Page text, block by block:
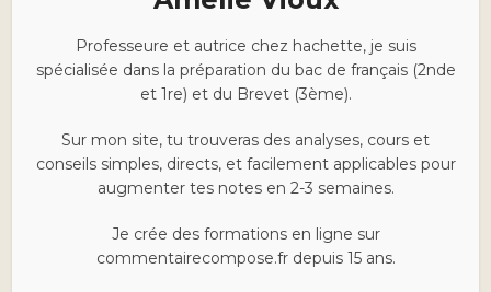
Professeure et autrice chez hachette, je suis
spécialisée dans la préparation du bac de français (2nde
et 1re) et du Brevet (3ème).
Sur mon site, tu trouveras des analyses, cours et
conseils simples, directs, et facilement applicables pour
augmenter tes notes en 2-3 semaines.
Je crée des formations en ligne sur
commentairecompose.fr depuis 15 ans.